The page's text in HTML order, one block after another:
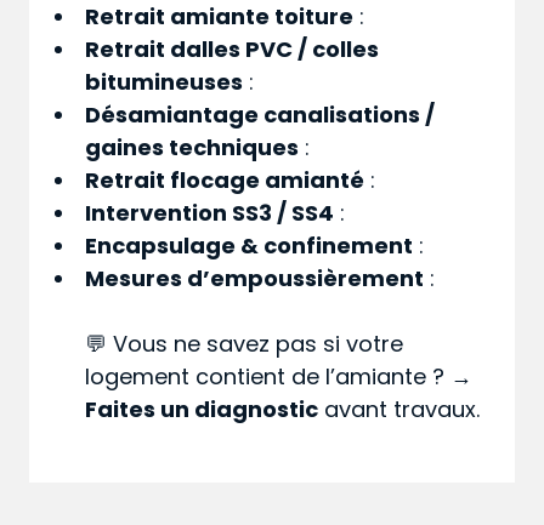
Retrait amiante toiture :
Retrait dalles PVC / colles
bitumineuses :
Désamiantage canalisations /
gaines techniques :
Retrait flocage amianté :
Intervention SS3 / SS4 :
Encapsulage & confinement :
Mesures d’empoussièrement :
💬 Vous ne savez pas si votre
logement contient de l’amiante ? →
Faites un diagnostic avant travaux.